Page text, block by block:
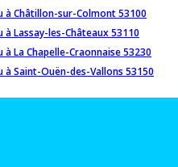
Châtillon-sur-Colmont 53100
Lassay-les-Châteaux 53110
La Chapelle-Craonnaise 53230
Saint-Ouën-des-Vallons 53150